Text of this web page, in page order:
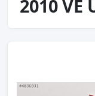
2010 VE